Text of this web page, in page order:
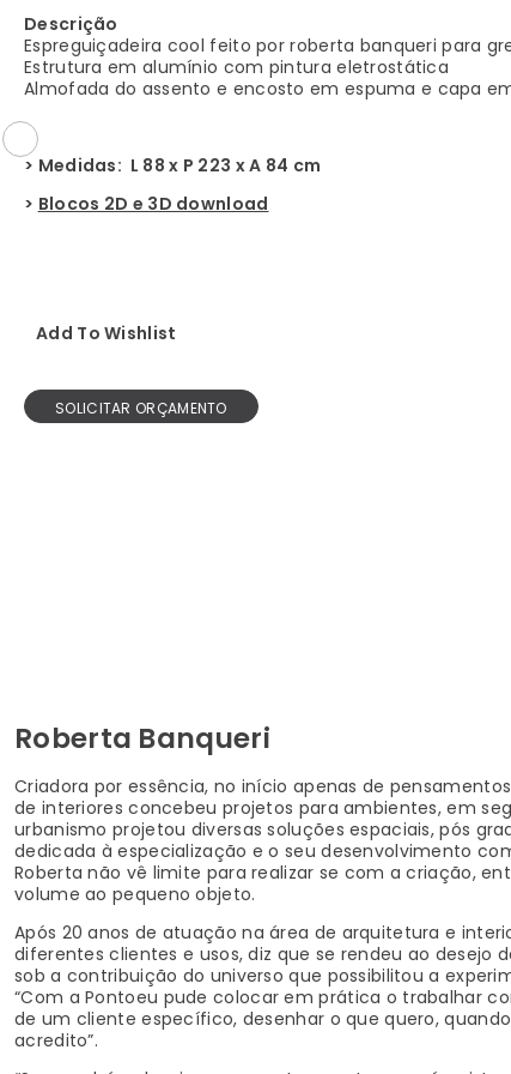
Descrição
Espreguiçadeira cool feito por roberta banqueri para
Estrutura em alumínio com pintura eletrostática
Almofada do assento e encosto em espuma e capa
> Medidas: L 88 x P 223 x A 84 cm
> Blocos 2D e 3D download
Add To Wishlist
SOLICITAR ORÇAMENTO
Roberta Banqueri
Criadora por essência, no início apenas de
de interiores concebeu projetos para ambientes, em
urbanismo projetou diversas soluções espaciais, pós
dedicada à especialização e o seu desenvolvimento
Roberta não vê limite para realizar se com a criação,
volume ao pequeno objeto.
Após 20 anos de atuação na área de arquitetura e
diferentes clientes e usos, diz que se rendeu ao desejo
sob a contribuição do universo que possibilitou a
“Com a Pontoeu pude colocar em prática o trabalhar
de um cliente específico, desenhar o que quero,
acredito”.